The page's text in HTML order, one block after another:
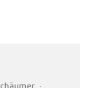
·